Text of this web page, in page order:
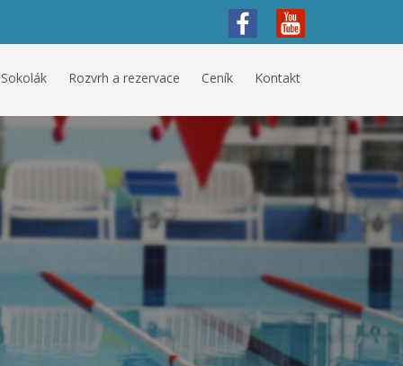
Rozvrh a rezervace Ceník Kontakt